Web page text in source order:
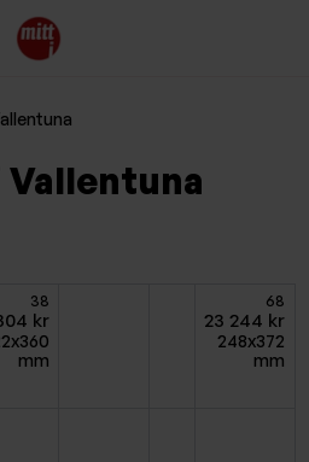
38
kr
mm
68
23 244 kr
248x372
mm